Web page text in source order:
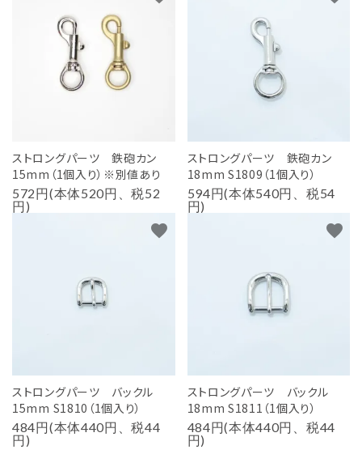
ストロングパーツ 鉄砲カン
15mm（1個入り）※別値あり
572円(本体520円、税52
円)
ストロングパーツ 鉄砲カン
18mm S1809（1個入り）
594円(本体540円、税54
円)
ストロングパーツ バックル
15mm S1810（1個入り）
484円(本体440円、税44
円)
favorite
ストロングパーツ バックル
18mm S1811（1個入り）
484円(本体440円、税44
円)
favorite